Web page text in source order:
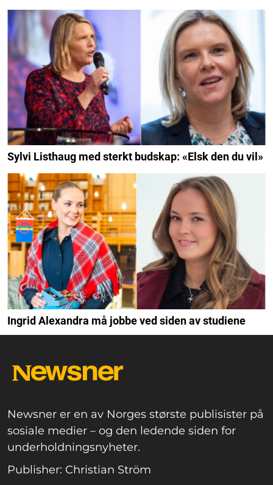
Sylvi Listhaug med sterkt budskap: «Elsk den du vil»
Ingrid Alexandra må jobbe ved siden av studiene
Newsner er en av Norges største publisister på
sosiale medier – og den ledende siden for
underholdningsnyheter.
Publisher: Christian Ström